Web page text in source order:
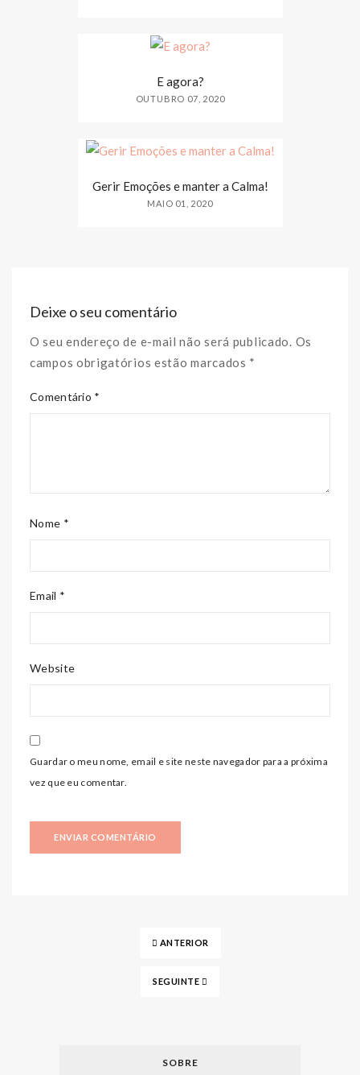
E agora?
OUTUBRO 07, 2020
Gerir Emoções e manter a Calma!
MAIO 01, 2020
Deixe o seu comentário
O seu endereço de e-mail não será publicado. Os
campos obrigatórios estão marcados *
Comentário *
Nome *
Email *
Website
Guardar o meu nome, email e site neste navegador para a próxima
vez que eu comentar.
ANTERIOR
SEGUINTE
SOBRE